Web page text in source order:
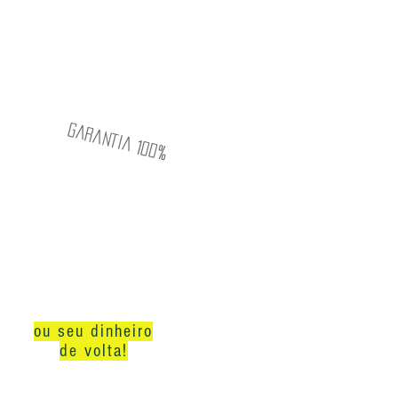
garantia 100%
ou seu dinheiro
de volta!